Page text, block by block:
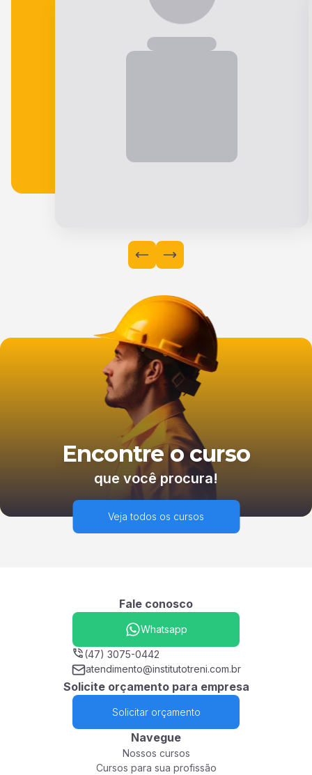
Encontre o curso
que você procura!
Veja todos os cursos
Fale conosco
Whatsapp
(47) 3075-0442
atendimento@institutotreni.com.br
Solicite orçamento para empresa
Solicitar orçamento
Navegue
Nossos cursos
Cursos para sua profissão